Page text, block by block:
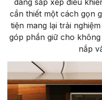
cần thiết một cách gọn
tiện mang lại trải
góp phần giữ cho
nắp